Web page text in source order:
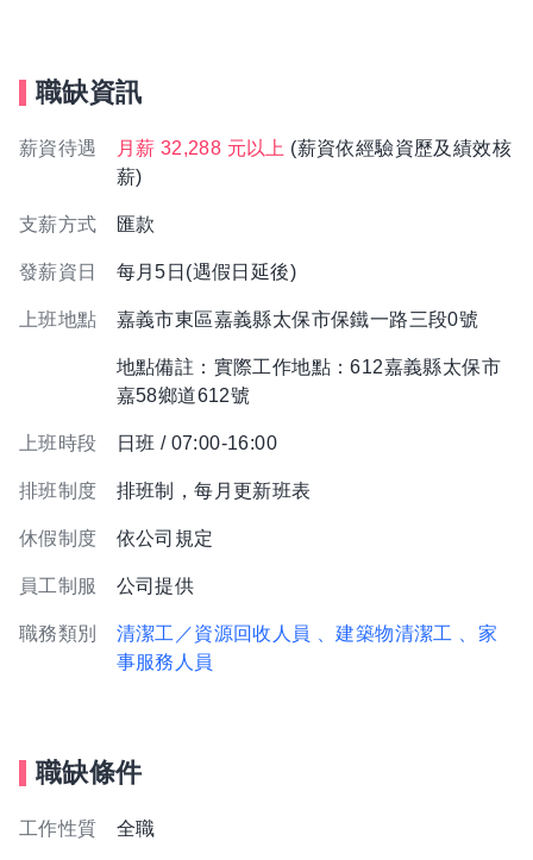
職缺資訊
薪資待遇 月薪 32,288 元以上 (薪資依經驗資歷及績效核
薪)
支薪方式 匯款
發薪資日 每月5日(遇假日延後)
上班地點 嘉義市東區嘉義縣太保市保鐵一路三段0號
地點備註：實際工作地點：612嘉義縣太保市
嘉58鄉道612號
上班時段 日班 / 07:00-16:00
排班制度 排班制，每月更新班表
休假制度 依公司規定
員工制服 公司提供
職務類別 清潔工／資源回收人員 、建築物清潔工
、家
事服務人員
職缺條件
工作性質 全職